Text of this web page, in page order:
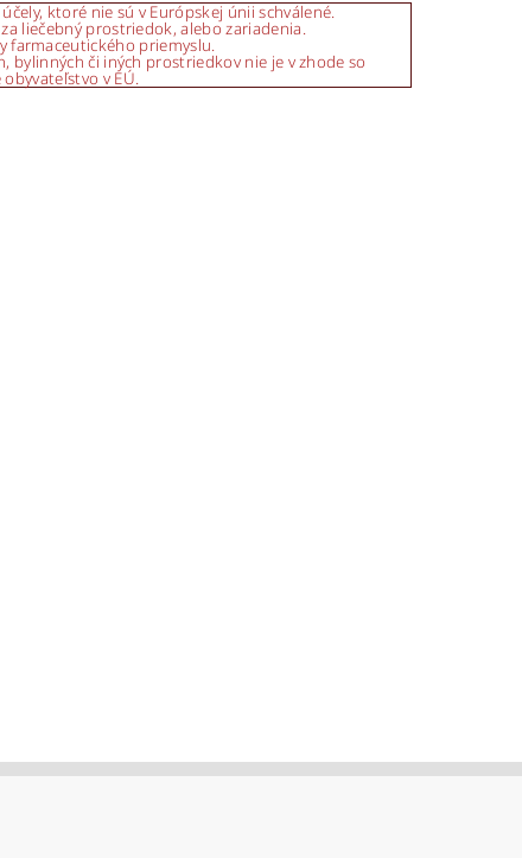
ktoré nie sú v Európskej únii schválené.
liečebný prostriedok, alebo zariadenia.
farmaceutického priemyslu.
či iných prostriedkov nie je v zhode so
v EÚ.